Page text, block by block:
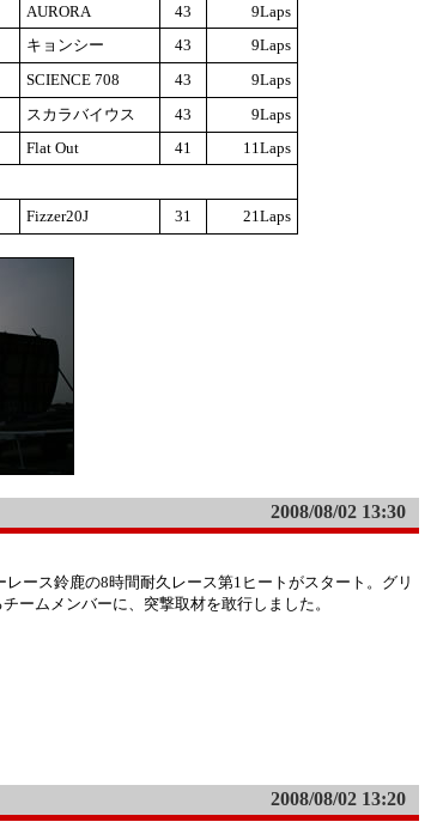
AURORA 43
9Laps
キョンシー 43
9Laps
SCIENCE 708 43
9Laps
スカラバイウス 43
9Laps
Flat Out 41
11Laps
Fizzer20J 31 21Laps
2008/08/02 13:30
レース鈴鹿の8時間耐久レース第1ヒートがスタート。グリ
ームメンバーに、突撃取材を敢行しました。
2008/08/02 13:20